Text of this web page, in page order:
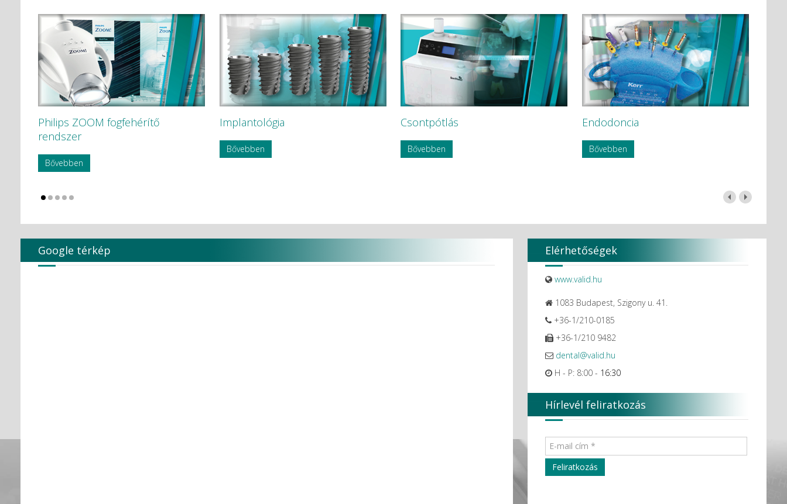
Philips ZOOM fogfehérítő
rendszer
Bővebben
Implantológia
Bővebben
Csontpótlás
Bővebben
Endodoncia
Bővebben
Google térkép Elérhetőségek
www.valid.hu
1083 Budapest, Szigony u. 41.
+36-1/210-0185
+36-1/210 9482
dental@valid.hu
H - P: 8:00 - 16:30
Hírlevél feliratkozás